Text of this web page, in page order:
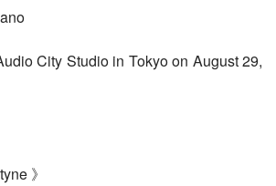
City Studio in Tokyo on August 29,
》